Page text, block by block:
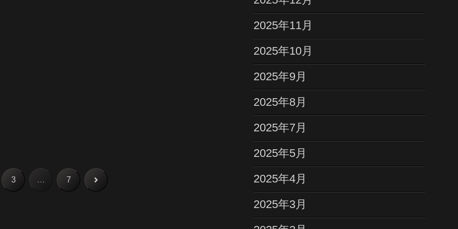
3 … 7 次
2025年11月
2025年10月
2025年9月
2025年8月
2025年7月
2025年5月
2025年4月
2025年3月